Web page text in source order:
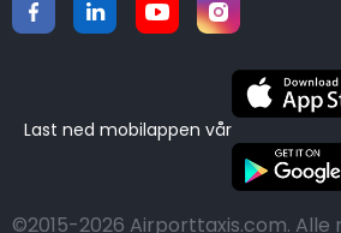
Last ned mobilappen vår
©2015-2026 Airporttaxis.com. Alle